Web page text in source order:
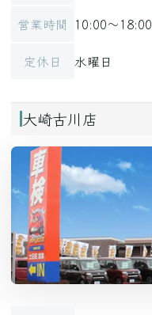
営業時間 10:00～18:00
定休日 水曜日
大崎古川店